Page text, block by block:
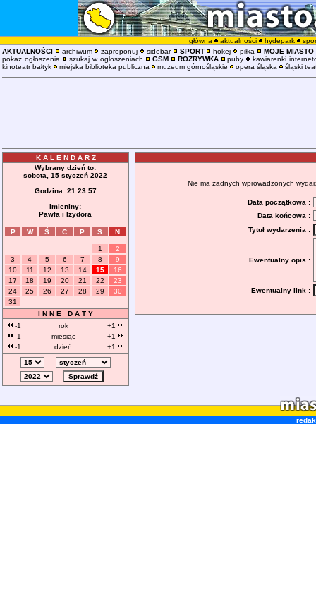
główna aktualności hydepark
AKTUALNOŚCI
archiwum zaproponuj sidebar SPORT hokej piłka
MOJE MIASTO
pokaż ogłoszenia
szukaj w ogłoszeniach GSM ROZRYWKA puby
kawiarenki
kinoteatr bałtyk
miejska biblioteka publiczna muzeum górnośląskie opera śląska śląski
K A L E N D A R Z
Wybrany dzień to:
sobota, 15 styczeń 2022
Godzina: 21:23:58
Imieniny:
Pawła i Izydora
P W Ś C P S N
1
2
3
4 5 6 7 8
9
10
11 12 13 14 15
16
17
18 19 20 21 22
23
24
25 26 27 28 29
30
31
I N N E D A T Y
-1
rok
+1
-1
miesiąc
+1
-1
dzień +1
Nie ma żadnych wprowadzonych
Data początkowa :
Data końcowa :
Tytuł wydarzenia :
Ewentualny opis :
Ewentualny link :